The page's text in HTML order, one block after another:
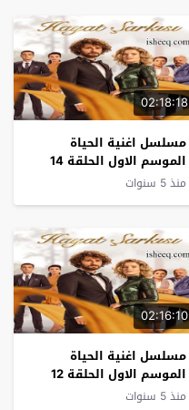
02:18:18
مسلسل اغنية الحياة
الموسم الاول الحلقة 14
منذ 5 سنوات
02:16:10
مسلسل اغنية الحياة
الموسم الاول الحلقة 12
منذ 5 سنوات